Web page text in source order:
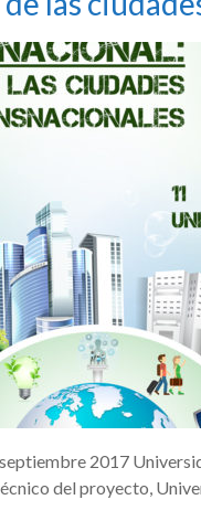
2017
del proyecto,